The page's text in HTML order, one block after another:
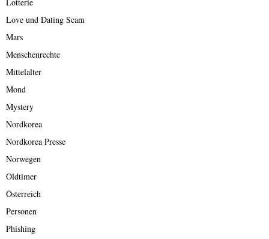
Love und Dating Scam
Mars
Menschenrechte
Mittelalter
Mond
Mystery
Nordkorea
Nordkorea Presse
Norwegen
Oldtimer
Österreich
Personen
Phishing